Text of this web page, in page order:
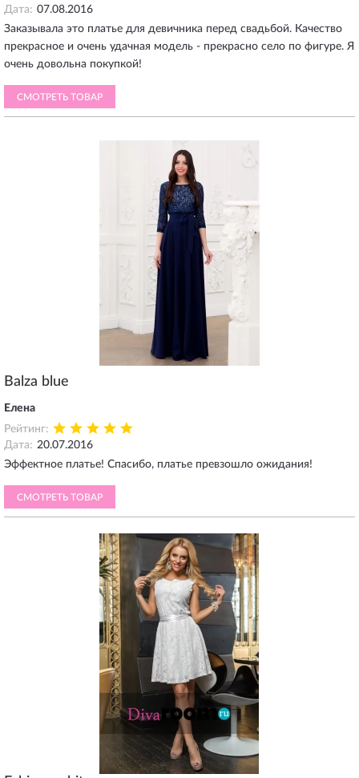
Дата: 07.08.2016
Заказывала это платье для девичника перед свадьбой. Качество
прекрасное и очень удачная модель - прекрасно село по фигуре. Я
очень довольна покупкой!
СМОТРЕТЬ ТОВАР
Balza blue
Елена
Рейтинг:
Дата: 20.07.2016
Эффектное платье! Спасибо, платье превзошло ожидания!
СМОТРЕТЬ ТОВАР